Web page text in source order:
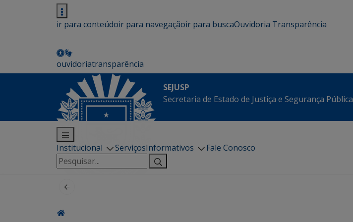
ir para conteúdoir para navegaçãoir para buscaOuvidoria Transparência
ouvidoriatransparência
SEJUSP
Secretaria de Estado de Justiça e Segurança Pública
Institucional ServiçosInformativos
Fale Conosco
Pesquisar
por: